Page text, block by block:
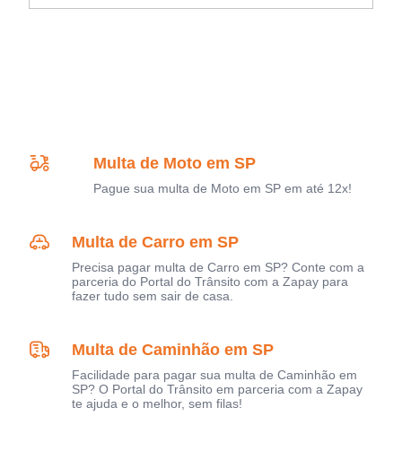
Multa de Moto em SP
Pague sua multa de Moto em SP em até 12x!
Multa de Carro em SP
Precisa pagar multa de Carro em SP? Conte com a
parceria do Portal do Trânsito com a Zapay para
fazer tudo sem sair de casa.
Multa de Caminhão em SP
Facilidade para pagar sua multa de Caminhão em
SP? O Portal do Trânsito em parceria com a Zapay
te ajuda e o melhor, sem filas!